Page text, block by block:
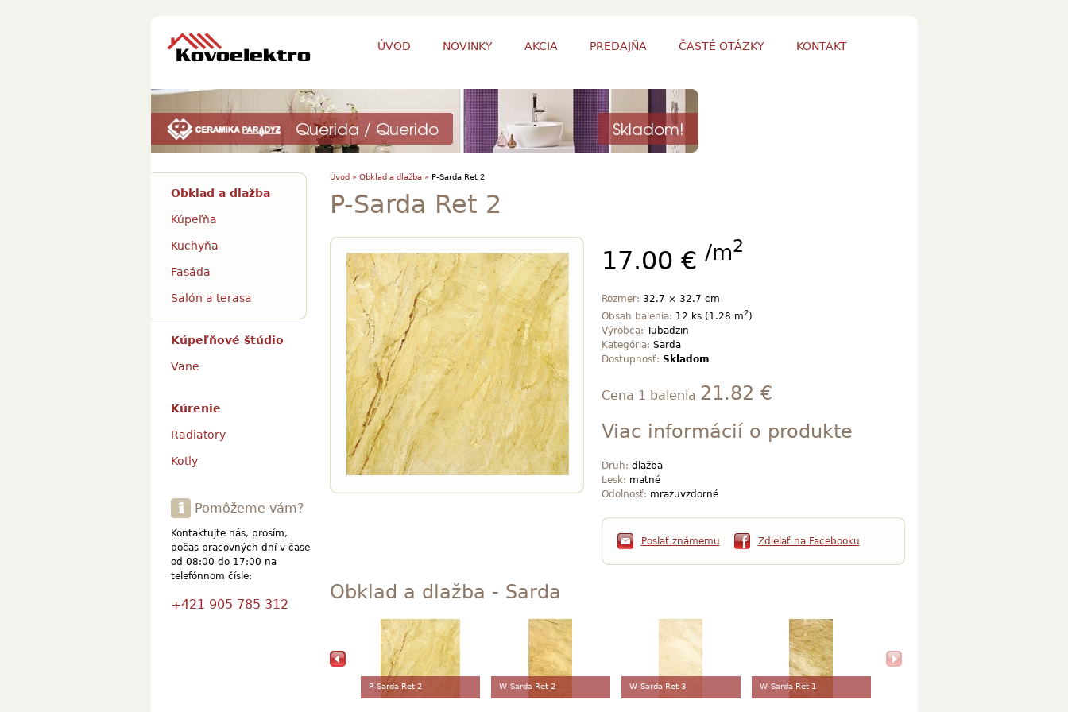
ÚVOD NOVINKY AKCIA PREDAJŇA ČASTÉ OTÁZKY KONTAKT
Úvod » Obklad a dlažba »P-Sarda Ret 2
P-Sarda Ret 2
17.00 € /m2
Rozmer: 32.7 × 32.7 cm
Obsah balenia: 12 ks (1.28 m2)
Výrobca: Tubadzin
Kategória: Sarda
Dostupnosť: Skladom
Cena 1 balenia 21.82 €
Viac informácií o produkte
Druh: dlažba
Lesk: matné
Odolnosť: mrazuvzdorné
Poslať známemu Zdielať na Facebooku
Obklad a dlažba - Sarda
P-Sarda Ret 2 W-Sarda Ret 2 W-Sarda Ret 3 W-Sarda Ret 1
Obklad a dlažba
Kúpeľňa
Kuchyňa
Fasáda
Salón a terasa
Kúpeľňové štúdio
Vane
Kúrenie
Radiatory
Kotly
Pomôžeme vám?
Kontaktujte nás, prosím,
počas pracovných dní v čase
od 08:00 do 17:00 na
telefónnom čísle:
+421 905 785 312